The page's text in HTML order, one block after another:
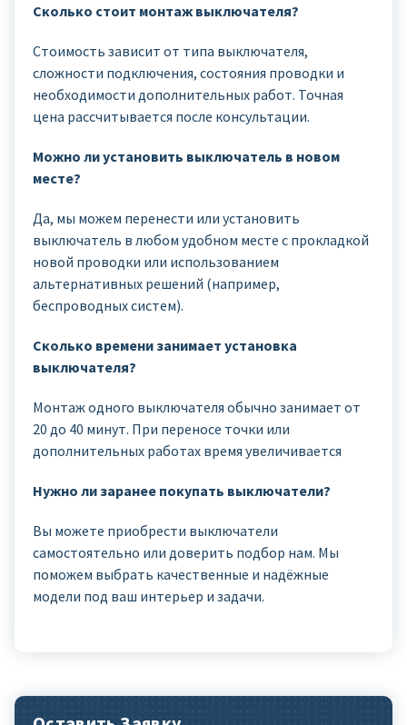
Сколько стоит монтаж выключателя?
Стоимость зависит от типа выключателя,
сложности подключения, состояния проводки и
необходимости дополнительных работ. Точная
цена рассчитывается после консультации.
Можно ли установить выключатель в новом
месте?
Да, мы можем перенести или установить
выключатель в любом удобном месте с прокладкой
новой проводки или использованием
альтернативных решений (например,
беспроводных систем).
Сколько времени занимает установка
выключателя?
Монтаж одного выключателя обычно занимает от
20 до 40 минут. При переносе точки или
дополнительных работах время увеличивается
Нужно ли заранее покупать выключатели?
Вы можете приобрести выключатели
самостоятельно или доверить подбор нам. Мы
поможем выбрать качественные и надёжные
модели под ваш интерьер и задачи.